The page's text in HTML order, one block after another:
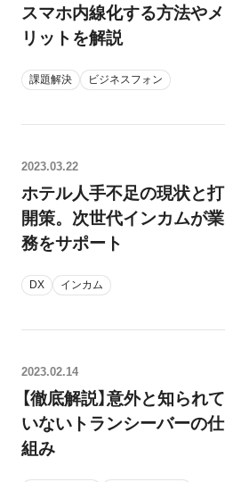
スマホ内線化する方法やメ
リットを解説
課題解決 ビジネスフォン
2023.03.22
ホテル人手不足の現状と打
開策。次世代インカムが業
務をサポート
DX インカム
2023.02.14
【徹底解説】意外と知られて
いないトランシーバーの仕
組み